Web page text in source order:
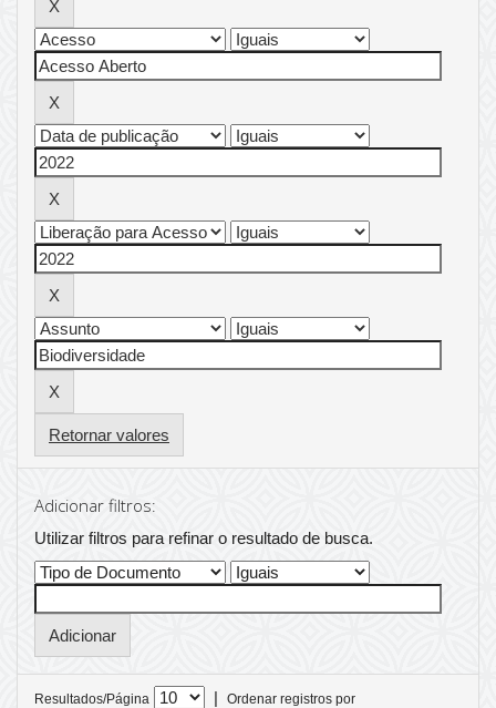
Retornar valores
Adicionar filtros:
Utilizar filtros para refinar o resultado de busca.
Resultados/Página |
Ordenar registros por